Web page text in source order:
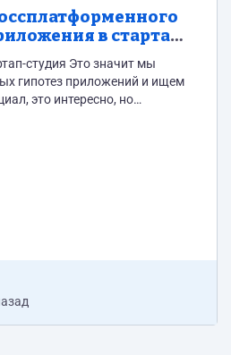
в стартап-
Это значит мы
гипотез приложений и ищем
это интересно, но
которые быстро
но без махинаций)
статистика мы получаем
на дальнейшее